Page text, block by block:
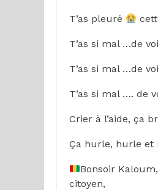
T’as pleuré
T’as si mal …de
T’as si mal …de
T’as si mal …. de
Crier à l’aide, ça
Ça hurle, hurle et
Bonsoir
citoyen,